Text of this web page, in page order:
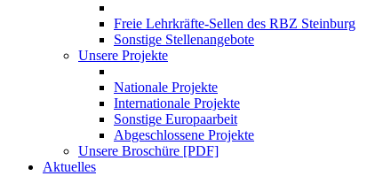
Freie Lehrkräfte-Sellen des RBZ Steinburg
Sonstige Stellenangebote
Unsere Projekte
Nationale Projekte
Internationale Projekte
Sonstige Europaarbeit
Abgeschlossene Projekte
Unsere Broschüre [PDF]
Aktuelles